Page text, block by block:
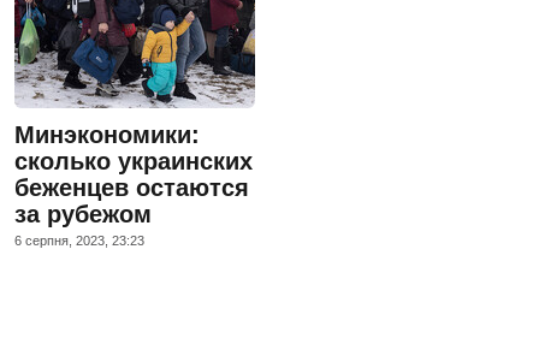
Минэкономики:
сколько украинских
беженцев остаются
за рубежом
6 серпня, 2023, 23:23